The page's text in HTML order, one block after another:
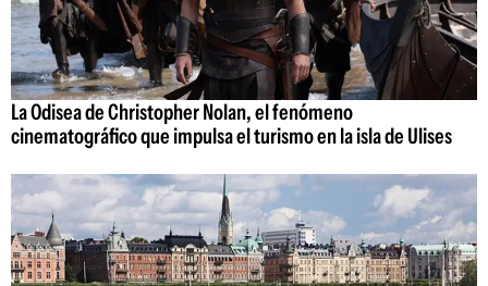
La Odisea de Christopher Nolan, el fenómeno
cinematográfico que impulsa el turismo en la isla de Ulises